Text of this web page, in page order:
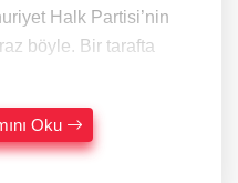
bugün yaşadığı tablo da biraz böyle. Bir tarafta
Oku